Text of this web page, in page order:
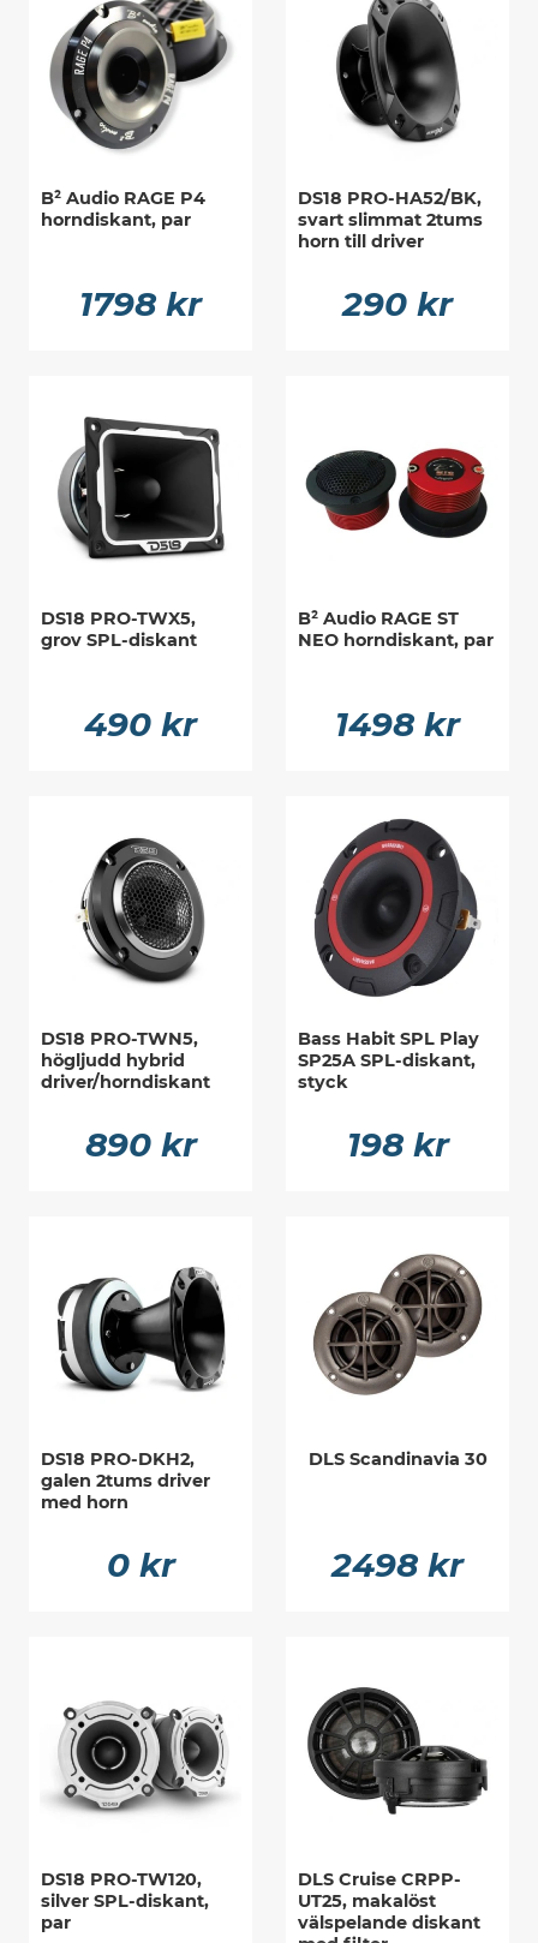
B² Audio RAGE P4
horndiskant, par
1798 kr
DS18 PRO-HA52/BK,
svart slimmat 2tums
horn till driver
290 kr
DS18 PRO-TWX5,
grov SPL-diskant
490 kr
B² Audio RAGE ST
NEO horndiskant, par
1498 kr
DS18 PRO-TWN5,
högljudd hybrid
driver/horndiskant
890 kr
Bass Habit SPL Play
SP25A SPL-diskant,
styck
198 kr
DS18 PRO-DKH2,
galen 2tums driver
med horn
0 kr
DLS Scandinavia 30
2498 kr
DS18 PRO-TW120,
silver SPL-diskant,
par
DLS Cruise CRPP-
UT25, makalöst
välspelande diskant